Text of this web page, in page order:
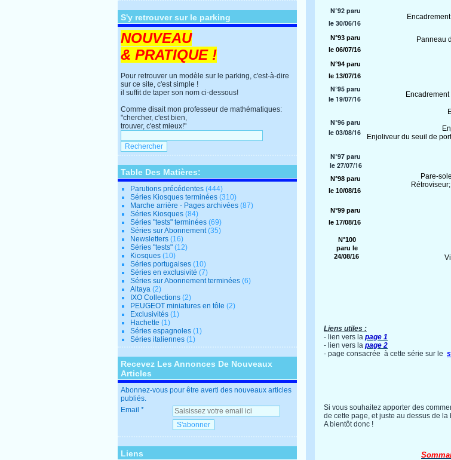
S'y retrouver sur le parking
NOUVEAU
& PRATIQUE !
Pour retrouver un modèle sur le parking, c'est-à-dire
sur ce site, c'est simple !
il suffit de taper son nom ci-dessous!
Comme disait mon professeur de mathématiques:
"chercher, c'est bien,
trouver, c'est mieux!"
Table Des Matières:
Parutions précédentes (444)
Séries Kiosques terminées (310)
Marche arrière - Pages archivées (87)
Séries Kiosques (84)
Séries "tests" terminées (69)
Séries sur Abonnement(35)
Newsletters (16)
Séries "tests" (12)
Kiosques (10)
Séries portugaises (10)
Séries en exclusivité (7)
Séries sur Abonnement terminées (6)
Altaya (2)
IXO Collections (2)
PEUGEOT miniatures en tôle (2)
Exclusivités (1)
Hachette (1)
Séries espagnoles (1)
Séries italiennes (1)
Recevez Les Annonces De Nouveaux
Articles
Abonnez-vous pour être averti des nouveaux articles
publiés.
Email
Liens
N°92 paru
le 30/06/16
N°93 paru
le 06/07/16
Panneau
N°94 paru
le 13/07/16
N°95 paru
le 19/07/16
N°96 paru
le 03/08/16
Enjoliveur du seuil de
N°97 paru
le 27/07/16
N°98 paru
le 10/08/16
Pare-
N°99 paru
le 17/08/16
N°100
paru le
24/08/16
Liens utiles :
- lien vers la page 1
- lien vers la page 2
- page consacrée à cette série sur le
Si vous souhaitez apporter des
de cette page, et juste au dessus de
A bientôt donc !